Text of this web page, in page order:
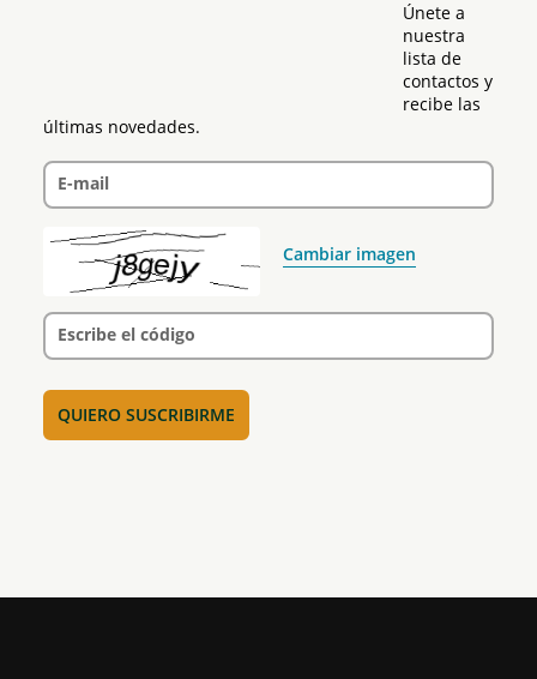
Únete a
nuestra
lista de
contactos y
recibe las
últimas novedades.
E-mail
Cambiar imagen
Escribe el código